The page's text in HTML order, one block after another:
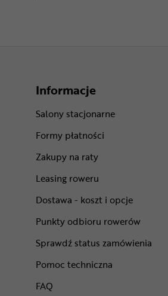
Informacje
Salony stacjonarne
Formy płatności
Zakupy na raty
Leasing roweru
Dostawa - koszt i opcje
Punkty odbioru rowerów
Sprawdź status zamówienia
Pomoc techniczna
FAQ